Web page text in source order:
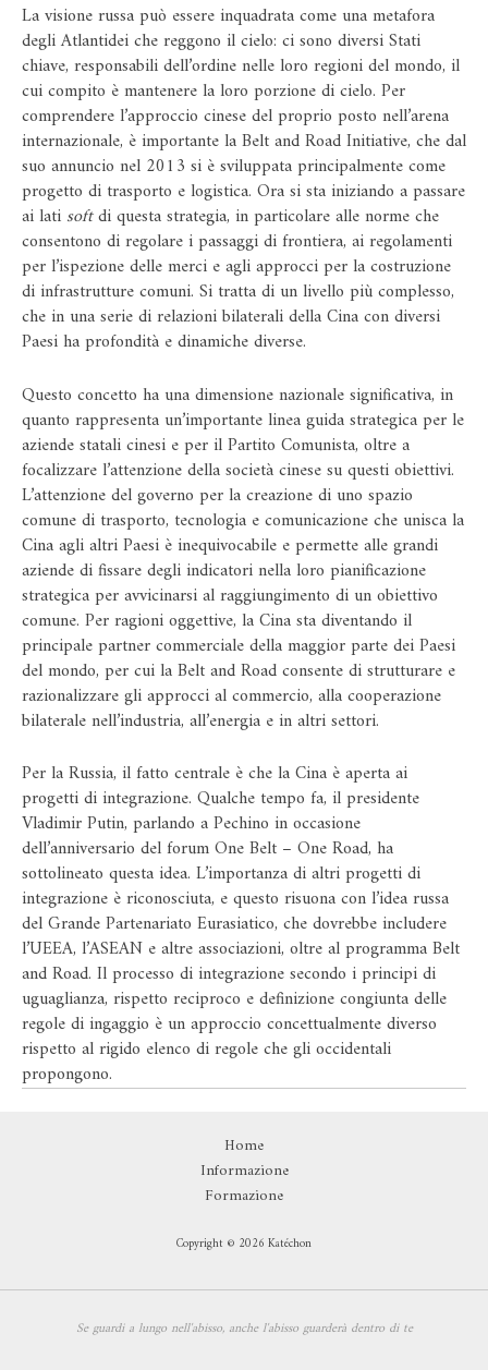
La visione russa può essere inquadrata come una metafora
degli Atlantidei che reggono il cielo: ci sono diversi Stati
chiave, responsabili dell’ordine nelle loro regioni del mondo, il
cui compito è mantenere la loro porzione di cielo. Per
comprendere l’approccio cinese del proprio posto nell’arena
internazionale, è importante la Belt and Road Initiative, che dal
suo annuncio nel 2013 si è sviluppata principalmente come
progetto di trasporto e logistica. Ora si sta iniziando a passare
ai lati softdi questa strategia, in particolare alle norme che
consentono di regolare i passaggi di frontiera, ai regolamenti
per l’ispezione delle merci e agli approcci per la costruzione
di infrastrutture comuni. Si tratta di un livello più complesso,
che in una serie di relazioni bilaterali della Cina con diversi
Paesi ha profondità e dinamiche diverse.
Questo concetto ha una dimensione nazionale significativa, in
quanto rappresenta un’importante linea guida strategica per le
aziende statali cinesi e per il Partito Comunista, oltre a
focalizzare l’attenzione della società cinese su questi obiettivi.
L’attenzione del governo per la creazione di uno spazio
comune di trasporto, tecnologia e comunicazione che unisca la
Cina agli altri Paesi è inequivocabile e permette alle grandi
aziende di fissare degli indicatori nella loro pianificazione
strategica per avvicinarsi al raggiungimento di un obiettivo
comune. Per ragioni oggettive, la Cina sta diventando il
principale partner commerciale della maggior parte dei Paesi
del mondo, per cui la Belt and Road consente di strutturare e
razionalizzare gli approcci al commercio, alla cooperazione
bilaterale nell’industria, all’energia e in altri settori.
Per la Russia, il fatto centrale è che la Cina è aperta ai
progetti di integrazione. Qualche tempo fa, il presidente
Vladimir Putin, parlando a Pechino in occasione
dell’anniversario del forum One Belt – One Road, ha
sottolineato questa idea. L’importanza di altri progetti di
integrazione è riconosciuta, e questo risuona con l’idea russa
del Grande Partenariato Eurasiatico, che dovrebbe includere
l’UEEA, l’ASEAN e altre associazioni, oltre al programma Belt
and Road. Il processo di integrazione secondo i principi di
uguaglianza, rispetto reciproco e definizione congiunta delle
regole di ingaggio è un approccio concettualmente diverso
rispetto al rigido elenco di regole che gli occidentali
propongono.
Home
Informazione
Formazione
Copyright © 2026 Katéchon
Se guardi a lungo nell'abisso, anche l'abisso guarderà dentro di te